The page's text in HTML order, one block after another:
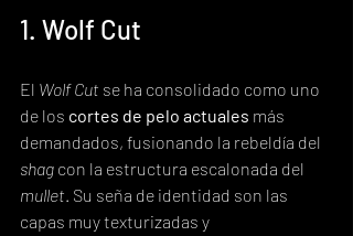
1. Wolf Cut
El Wolf Cut se ha consolidado como uno
de los cortes de pelo actuales más
demandados, fusionando la rebeldía del
shag con la estructura escalonada del
mullet. Su seña de identidad son las
capas muy texturizadas y